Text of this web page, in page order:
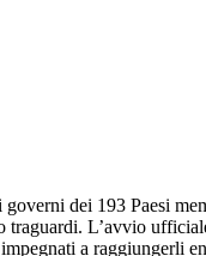
dei 193 Paesi
traguardi. L’avvio
a raggiungerli